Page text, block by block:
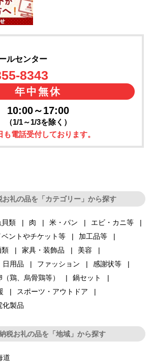
ルセンター
8343
年中無休
10:00～17:00
（1/1～1/3を除く）
電話受付しております。
お礼の品を「カテゴリー」から探す
貝類 肉 米・パン
エビ・カニ等
ベントやチケット等
加工品等
類 家具・装飾品
美容
日用品 ファッション
感謝状等
（鶏、烏骨鶏等）
鍋セット
スポーツ・アウトドア
化製品
税お礼の品を「地域」から探す
道